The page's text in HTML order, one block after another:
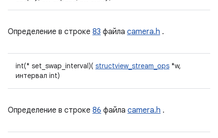
Определение в строке 83 файла camera.h .
int(* set_swap_interval)( structview_stream_ops *w,
интервал int)
Определение в строке 86 файла camera.h .